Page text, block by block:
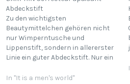
Abdeckstift
Zu den wichtigsten
Beautymittelchen gehören nicht
nur Wimperntusche und
Lippenstift, sondern in allererster
Linie ein guter Abdeckstift. Nur ein
zur voller Geltung bringen oder
In "It is a men's world"